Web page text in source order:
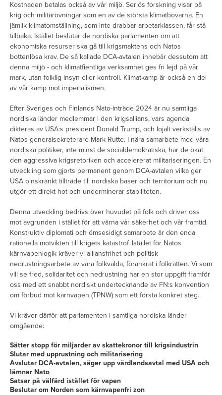
Kostnaden betalas också av vår miljö. Seriös forskning visar på
krig och militärövningar som en av de största klimatbovarna. En
jämlik klimatomställning, som inte drabbar arbetarklassen, får stå
tillbaka. Istället beslutar de nordiska parlamenten om att
ekonomiska resurser ska gå till krigsmaktens och Natos
bottenlösa krav. De så kallade DCA-avtalen innebär dessutom att
denna miljö - och klimatfientliga verksamhet ges fri lejd på vår
mark, utan folklig insyn eller kontroll. Klimatkamp är också en del
av vår kamp mot imperialismen.
Efter Sveriges och Finlands Nato-inträde 2024 är nu samtliga
nordiska länder medlemmar i den krigsallians, vars agenda
dikteras av USA:s president Donald Trump, och lojalt verkställs av
Natos generalsekreterare Mark Rutte. I nära samarbete med våra
nordiska politiker, inte minst de socialdemokratiska, har de ökat
den aggressiva krigsretoriken och accelererat militariseringen. En
utveckling som gjorts permanent genom DCA-avtalen vilka ger
USA oinskränkt tillträde till nordiska baser och territorium och nu
utgör ett direkt hot och underminerar stabiliteten.
Denna utveckling bedrivs över huvudet på folk och driver oss
mot avgrunden i stället för att värna vår säkerhet och vår framtid.
Konstruktiv diplomati och ömsesidigt samarbete är den enda
rationella motvikten till krigets katastrof. Istället för Natos
kärnvapenlogik kräver vi alliansfrihet och politisk
nedrustningsarbete av våra folkvalda, förankrat i folkrätten. Vi som
vill se fred, solidaritet och nedrustning har en stor uppgift framför
oss med ett snabbt nordiskt undertecknande av FN:s konvention
om förbud mot kärnvapen (TPNW) som ett första konkret steg.
Vi kräver därför att parlamenten i samtliga nordiska länder
omgående:
Sätter stopp för miljarder av skattekronor till krigsindustrin
Slutar med upprustning och militarisering
Avslutar DCA-avtalen, säger upp värdlandsavtal med USA och
lämnar Nato
Satsar på välfärd istället för vapen
Beslutar om Norden som kärnvapenfri zon